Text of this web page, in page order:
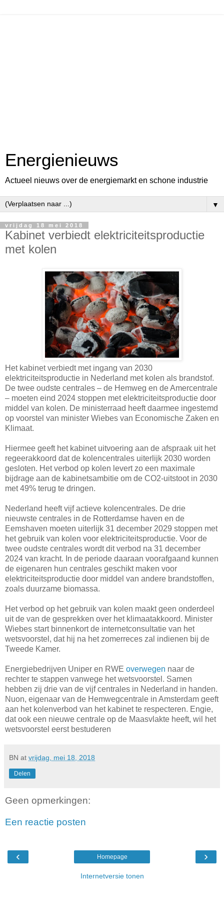
Energienieuws
Actueel nieuws over de energiemarkt en schone industrie
▼
vrijdag 18 mei 2018
Kabinet verbiedt elektriciteitsproductie
met kolen
Het kabinet verbiedt met ingang van 2030
elektriciteitsproductie in Nederland met kolen als brandstof.
De twee oudste centrales – de Hemweg en de Amercentrale
– moeten eind 2024 stoppen met elektriciteitsproductie door
middel van kolen. De ministerraad heeft daarmee ingestemd
op voorstel van minister Wiebes van Economische Zaken en
Klimaat.
Hiermee geeft het kabinet uitvoering aan de afspraak uit het
regeerakkoord dat de kolencentrales uiterlijk 2030 worden
gesloten. Het verbod op kolen levert zo een maximale
bijdrage aan de kabinetsambitie om de CO2-uitstoot in 2030
met 49% terug te dringen.
Nederland heeft vijf actieve kolencentrales. De drie
nieuwste centrales in de Rotterdamse haven en de
Eemshaven moeten uiterlijk 31 december 2029 stoppen met
het gebruik van kolen voor elektriciteitsproductie. Voor de
twee oudste centrales wordt dit verbod na 31 december
2024 van kracht. In de periode daaraan voorafgaand kunnen
de eigenaren hun centrales geschikt maken voor
elektriciteitsproductie door middel van andere brandstoffen,
zoals duurzame biomassa.
Het verbod op het gebruik van kolen maakt geen onderdeel
uit de van de gesprekken over het klimaatakkoord. Minister
Wiebes start binnenkort de internetconsultatie van het
wetsvoorstel, dat hij na het zomerreces zal indienen bij de
Tweede Kamer.
Energiebedrijven Uniper en RWE overwegen naar de
rechter te stappen vanwege het wetsvoorstel. Samen
hebben zij drie van de vijf centrales in Nederland in handen.
Nuon, eigenaar van de Hemwegcentrale in Amsterdam geeft
aan het kolenverbod van het kabinet te respecteren. Engie,
dat ook een nieuwe centrale op de Maasvlakte heeft, wil het
wetsvoorstel eerst bestuderen
BN at vrijdag, mei 18, 2018
Delen
Geen opmerkingen:
Een reactie posten
‹ ›
Homepage
Internetversie tonen